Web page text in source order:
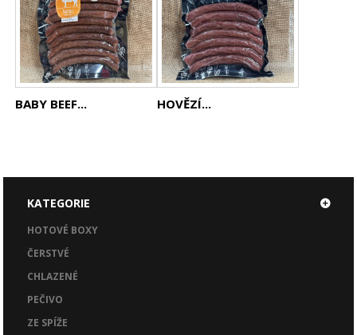
BABY BEEF... HOVĚZÍ...
KATEGORIE
HOTOVÉ BOXY
ČERSTVÉ
CHLAZENÉ
PEČIVO
ZE SPÍŽE